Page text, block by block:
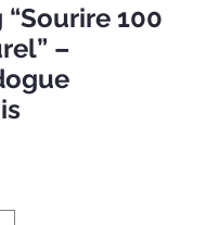
“Sourire 100
–